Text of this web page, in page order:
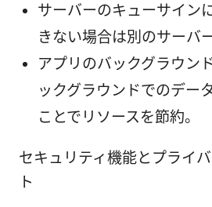
サーバーのキューサイン
きない場合は別のサーバ
アプリのバックグラウン
ックグラウンドでのデー
ことでリソースを節約。
セキュリティ機能とプライ
ト